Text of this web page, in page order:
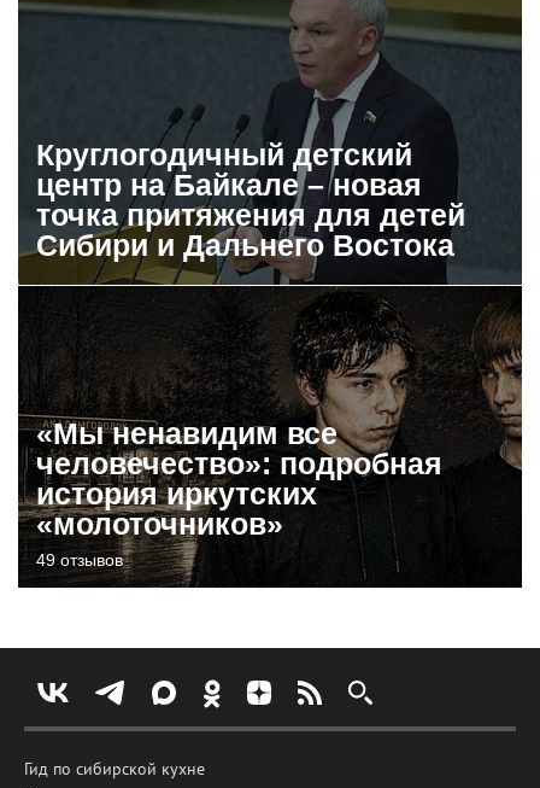
Круглогодичный детский
центр на Байкале – новая
точка притяжения для детей
Сибири и Дальнего Востока
«Мы ненавидим все
человечество»: подробная
история иркутских
«молоточников»
49 отзывов
Гид по сибирской кухне